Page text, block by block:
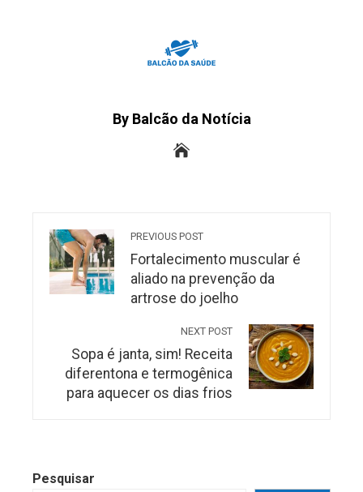
By Balcão da Notícia
PREVIOUS POST
Fortalecimento muscular é
aliado na prevenção da
artrose do joelho
NEXT POST
Sopa é janta, sim! Receita
diferentona e termogênica
para aquecer os dias frios
Pesquisar